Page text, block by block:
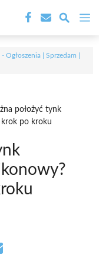
Ogłoszenia | Sprzedam |
położyć tynk
po kroku